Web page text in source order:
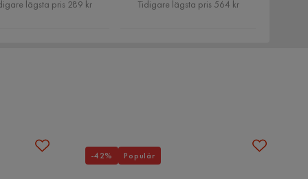
lägsta pris 289 kr Tidigare lägsta pris 564 kr
-42% Populär